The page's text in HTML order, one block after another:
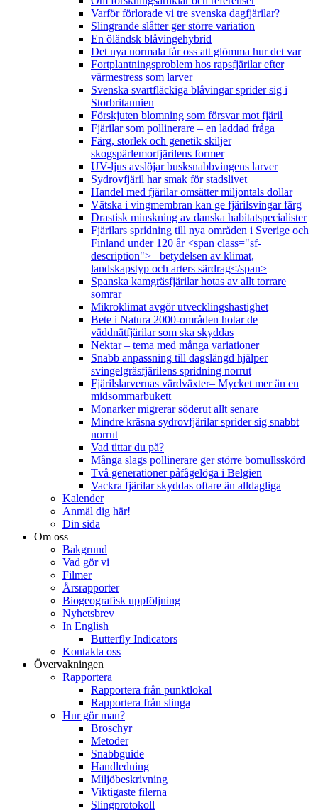
Varför förlorade vi tre svenska dagfjärilar?
Slingrande slåtter ger större variation
En öländsk blåvingehybrid
Det nya normala får oss att glömma hur det var
Fortplantningsproblem hos rapsfjärilar efter
värmestress som larver
Svenska svartfläckiga blåvingar sprider sig i
Storbritannien
Förskjuten blomning som försvar mot fjäril
Fjärilar som pollinerare – en laddad fråga
Färg, storlek och genetik skiljer
skogspärlemorfjärilens former
UV-ljus avslöjar busksnabbvingens larver
Sydrovfjäril har smak för stadslivet
Handel med fjärilar omsätter miljontals dollar
Vätska i vingmembran kan ge fjärilsvingar färg
Drastisk minskning av danska habitatspecialister
Fjärilars spridning till nya områden i Sverige och
Finland under 120 år <span class="sf-
description">– betydelsen av klimat,
landskapstyp och arters särdrag</span>
Spanska kamgräsfjärilar hotas av allt torrare
somrar
Mikroklimat avgör utvecklingshastighet
Bete i Natura 2000-områden hotar de
väddnätfjärilar som ska skyddas
Nektar – tema med många variationer
Snabb anpassning till dagslängd hjälper
svingelgräsfjärilens spridning norrut
Fjärilslarvernas värdväxter– Mycket mer än en
midsommarbukett
Monarker migrerar söderut allt senare
Mindre kräsna sydrovfjärilar sprider sig snabbt
norrut
Vad tittar du på?
Många slags pollinerare ger större bomullsskörd
Två generationer påfågelöga i Belgien
Vackra fjärilar skyddas oftare än alldagliga
Kalender
Anmäl dig här!
Din sida
Om oss
Bakgrund
Vad gör vi
Filmer
Årsrapporter
Biogeografisk uppföljning
Nyhetsbrev
In English
Butterfly Indicators
Kontakta oss
Övervakningen
Rapportera
Rapportera från punktlokal
Rapportera från slinga
Hur gör man?
Broschyr
Metoder
Snabbguide
Handledning
Miljöbeskrivning
Viktigaste filerna
Slingprotokoll